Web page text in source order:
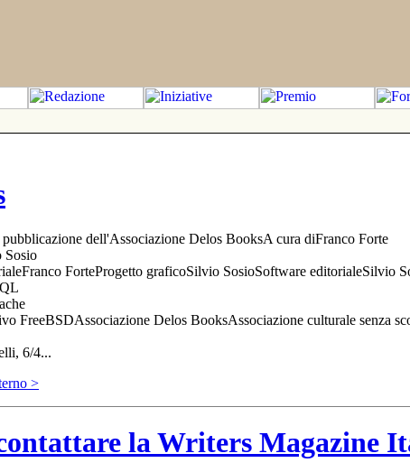
dell'Associazione Delos BooksA cura diFranco Forte
Sosio
ForteProgetto graficoSilvio SosioSoftware editorialeSilvio
FreeBSDAssociazione Delos BooksAssociazione culturale senza
6/4...
>
la Writers Magazine